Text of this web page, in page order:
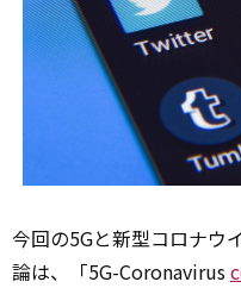
今回の5Gと新型コロナウ
論は、「5G-Coronavirus